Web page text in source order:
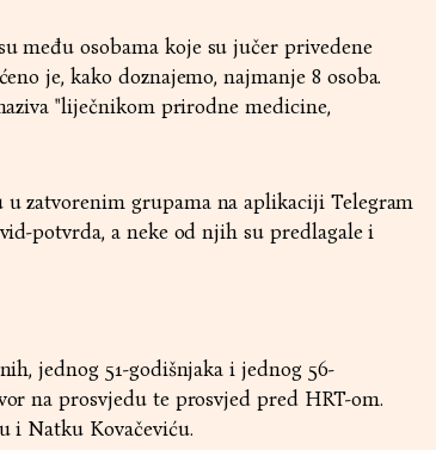
među osobama koje su jučer privedene
je, kako doznajemo, najmanje 8 osoba.
"liječnikom prirodne medicine,
u zatvorenim grupama na aplikaciji Telegram
potvrda, a neke od njih su predlagale i
jednog 51-godišnjaka i jednog 56-
na prosvjedu te prosvjed pred HRT-om.
i Natku Kovačeviću.